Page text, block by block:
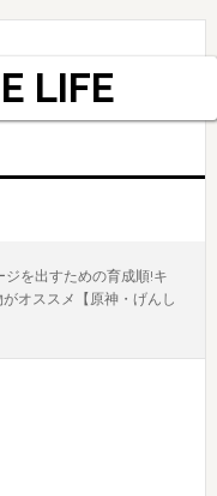
LIFE
を出すための育成順!キ
オススメ【原神・げんし